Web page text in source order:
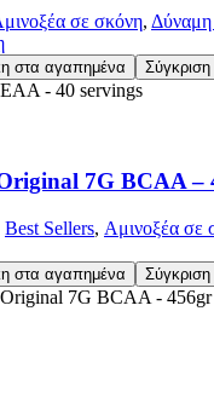
σε σκόνη,
στα αγαπημένα Σύγκριση
7G BCAA –
Best Sellers, Αμινοξέα σε
στα αγαπημένα Σύγκριση